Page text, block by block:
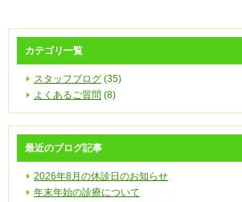
カテゴリ一覧
スタッフブログ (35)
よくあるご質問 (8)
最近のブログ記事
2026年8月の休診日のお知らせ
年末年始の診療について